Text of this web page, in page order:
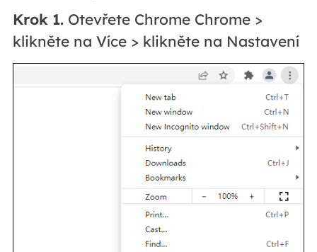
Krok 1.Otevřete Chrome Chrome >
klikněte na Více > klikněte na Nastavení